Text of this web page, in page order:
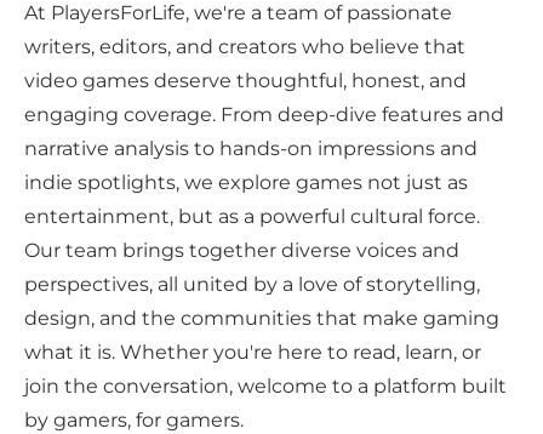
At PlayersForLife, we're a team of passionate
writers, editors, and creators who believe that
video games deserve thoughtful, honest, and
engaging coverage. From deep-dive features and
narrative analysis to hands-on impressions and
indie spotlights, we explore games not just as
entertainment, but as a powerful cultural force.
Our team brings together diverse voices and
perspectives, all united by a love of storytelling,
design, and the communities that make gaming
what it is. Whether you're here to read, learn, or
join the conversation, welcome to a platform built
by gamers, for gamers.